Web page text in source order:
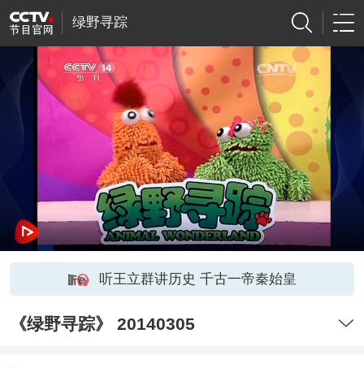
绿野寻踪
听王立群讲历史 千古一帝秦始皇
《绿野寻踪》 20140305